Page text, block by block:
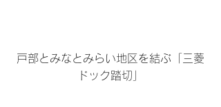
戸部とみなとみらい地区を結ぶ「三菱
ドック踏切」